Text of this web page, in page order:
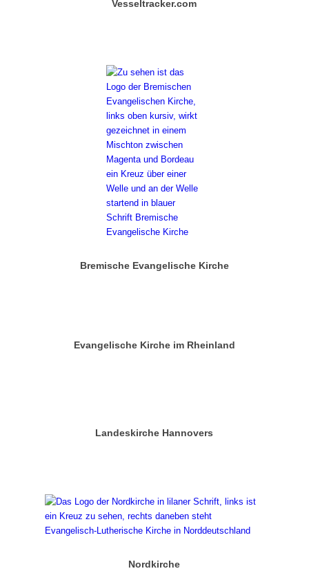
Vesseltracker.com
Bremische Evangelische Kirche
Evangelische Kirche im Rheinland
Landeskirche Hannovers
Nordkirche